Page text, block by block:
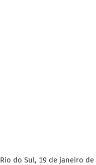
Rio do Sul, 19 de janeiro de